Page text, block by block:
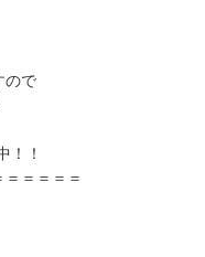
ので
！！
＝＝＝＝